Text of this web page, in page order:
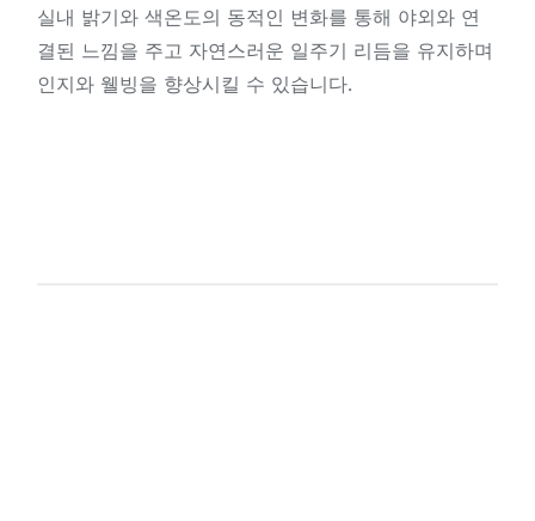
실내 밝기와 색온도의 동적인 변화를 통해 야외와 연
결된 느낌을 주고 자연스러운 일주기 리듬을 유지하며
인지와 웰빙을 향상시킬 수 있습니다.